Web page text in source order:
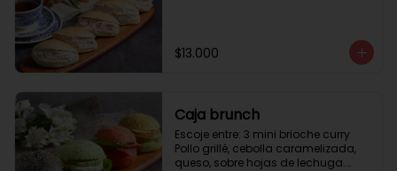
$13.000
Caja brunch
Escoje entre: 3 mini brioche curry
Pollo grillé, cebolla caramelizada,
queso, sobre hojas de lechuga.